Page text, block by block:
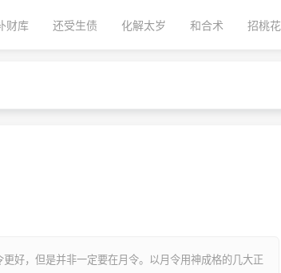
财库 还受生债 化解太岁 和合术 招桃花
好，但是并非一定要在月令。以月令用神成格的几大正